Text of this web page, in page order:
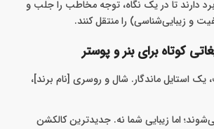
دارند تا در یک نگاه، توجه مخاطب را جلب و
و زیبایی‌شناسی) را منتقل کنند.
استایل ماندگار. شال و روسری [نام برند]،
اما زیبایی شما نه. جدیدترین کالکشن